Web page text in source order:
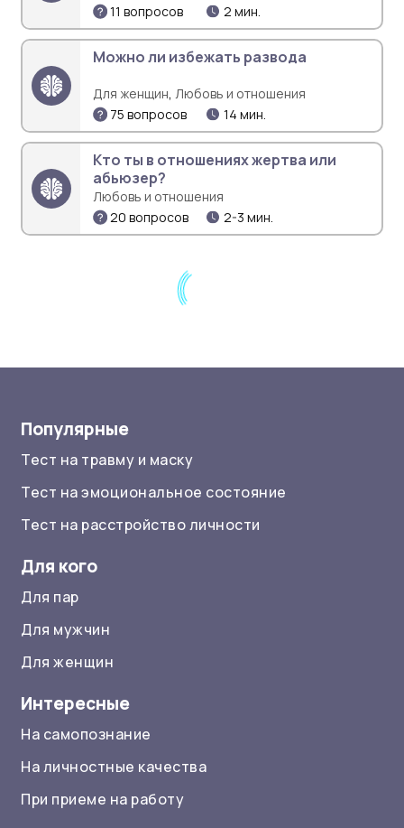
11 вопросов
2 мин.
Можно ли избежать развода
Для женщин, Любовь и отношения
75 вопросов
14 мин.
Кто ты в отношениях жертва или
абьюзер?
Любовь и отношения
20 вопросов
2-3 мин.
Популярные
Тест на травму и маску
Тест на эмоциональное состояние
Тест на расстройство личности
Для кого
Для пар
Для мужчин
Для женщин
Интересные
На самопознание
На личностные качества
При приеме на работу